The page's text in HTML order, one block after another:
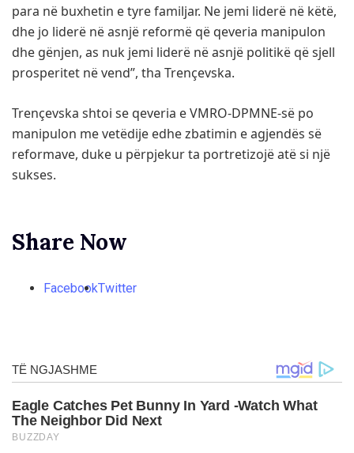
para në buxhetin e tyre familjar. Ne jemi liderë në këtë,
dhe jo liderë në asnjë reformë që qeveria manipulon
dhe gënjen, as nuk jemi liderë në asnjë politikë që sjell
prosperitet në vend”, tha Trençevska.
Trençevska shtoi se qeveria e VMRO-DPMNE-së po
manipulon me vetëdije edhe zbatimin e agjendës së
reformave, duke u përpjekur ta portretizojë atë si një
sukses.
Share Now
FacebookTwitter